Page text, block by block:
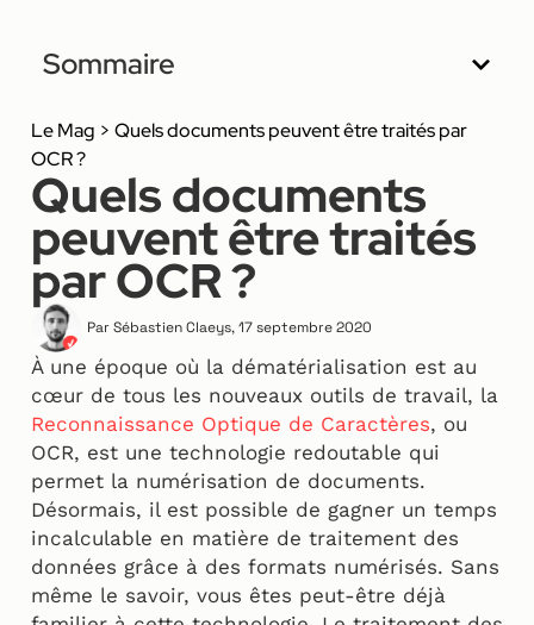
Sommaire
Le Mag > Quels documents peuvent être traités par
OCR ?
Quels documents
peuvent être traités
par OCR ?
Par Sébastien Claeys,17 septembre 2020
À une époque où la dématérialisation est au
cœur de tous les nouveaux outils de travail, la
Reconnaissance Optique de Caractères, ou
OCR, est une technologie redoutable qui
permet la numérisation de documents.
Désormais, il est possible de gagner un temps
incalculable en matière de traitement des
données grâce à des formats numérisés. Sans
même le savoir, vous êtes peut-être déjà